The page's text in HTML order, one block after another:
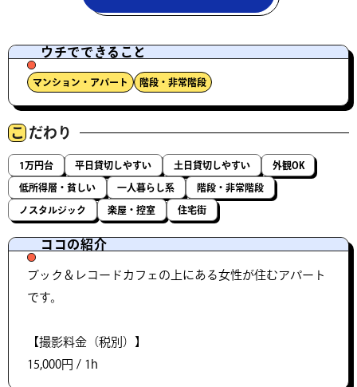
ウチでできること
マンション・アパート 階段・非常階段
こ だわり
1万円台 平日貸切しやすい 土日貸切しやすい 外観OK
低所得層・貧しい 一人暮らし系 階段・非常階段
ノスタルジック 楽屋・控室 住宅街
ココの紹介
ブック＆レコードカフェの上にある女性が住むアパート
です。
【撮影料金（税別）】
15,000円 / 1h